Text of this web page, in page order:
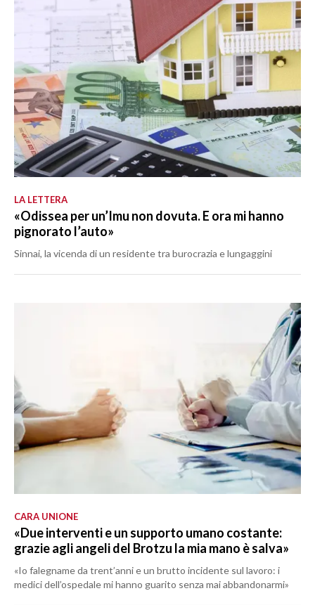
LA LETTERA
«Odissea per un’Imu non dovuta. E ora mi hanno
pignorato l’auto»
Sinnai, la vicenda di un residente tra burocrazia e lungaggini
CARA UNIONE
«Due interventi e un supporto umano costante:
grazie agli angeli del Brotzu la mia mano è salva»
«Io falegname da trent’anni e un brutto incidente sul lavoro: i
medici dell’ospedale mi hanno guarito senza mai abbandonarmi»